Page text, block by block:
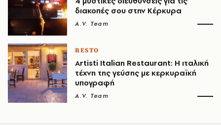
διακοπές σου στην Κέρκυρα
A.V. Team
RESTO
Artisti Italian Restaurant: Η ιταλική
τέχνη της γεύσης με κερκυραϊκή
υπογραφή
A.V. Team